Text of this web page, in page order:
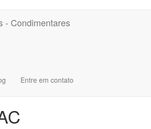
- Condimentares
Entre em contato